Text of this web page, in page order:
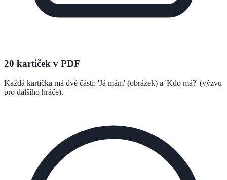
20 kartiček v PDF
Každá kartička má dvě části: 'Já mám' (obrázek) a 'Kdo má?' (výzvu
pro dalšího hráče).